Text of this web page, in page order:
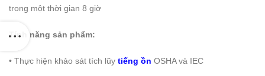
trong một thời gian 8 giờ
Tính năng sản phẩm:
• Thực hiện khảo sát tích lũy tiếng ồn OSHA và IEC